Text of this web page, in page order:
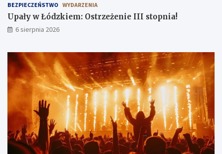
BEZPIECZEŃSTWO WYDARZENIA
Upały w Łódzkiem: Ostrzeżenie III stopnia!
6 sierpnia 2026